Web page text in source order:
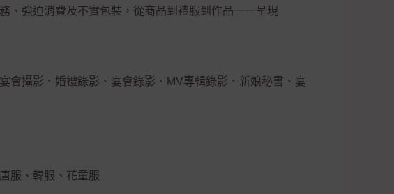
、強迫消費及不實包裝，從商品到禮服到作品一一呈現
會攝影、婚禮錄影、宴會錄影、MV專輯錄影、新娘秘書、宴
服、韓服、花童服